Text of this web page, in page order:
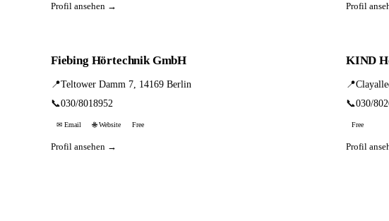
Profil ansehen → Profil
Fiebing Hörtechnik GmbH
📍Teltower Damm 7, 14169 Berlin
📞030/8018952
✉ Email 🌐 Website Free
Profil ansehen →
KIND
📍
📞030/
Free
Profil